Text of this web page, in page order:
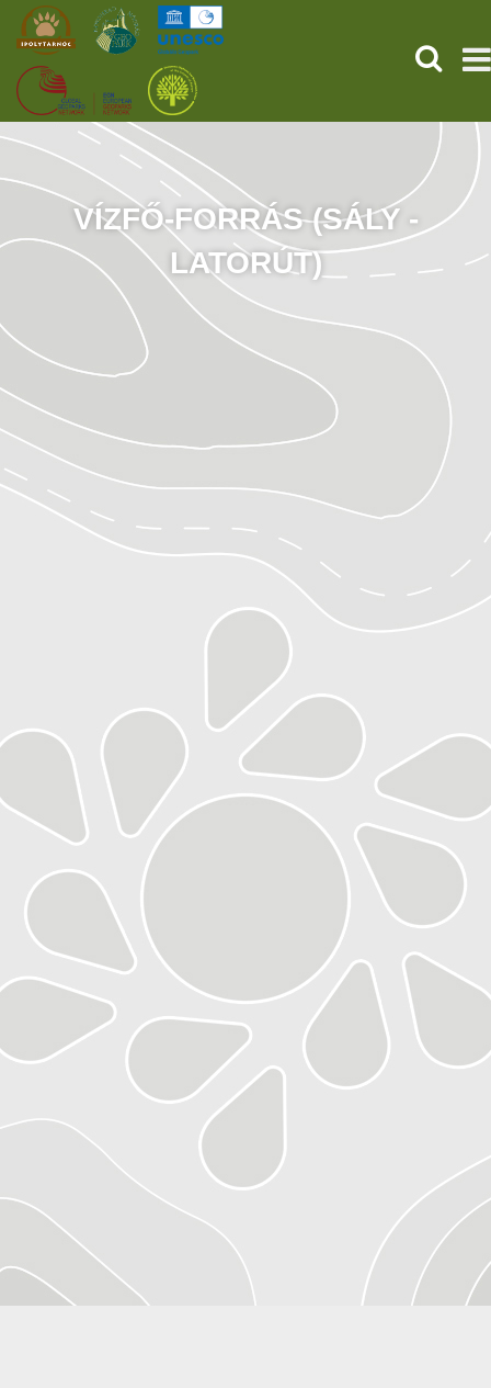
KEZDŐOLDAL
ŐSVILÁGI POMPEJI
SZOLGÁLTATÁSOK
PROGRAMOK
HÍREK
RÓLUNK
ONLINE JEGYVÁSÁRLÁS
VÍZFŐ-FORRÁS (SÁLY -
LATORÚT)